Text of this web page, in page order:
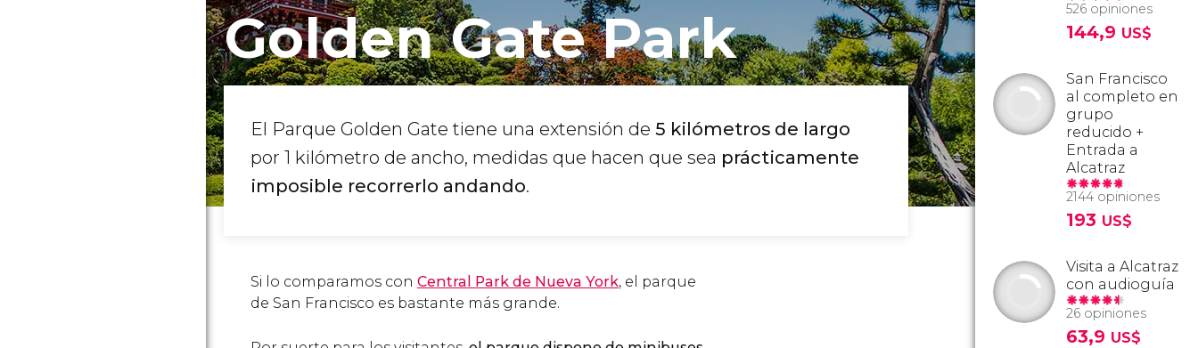
Golden Gate Park
El Parque Golden Gate tiene una extensión de 5 kilómetros de largo
por 1 kilómetro de ancho, medidas que hacen que sea prácticamente
imposible recorrerlo andando.
Si lo comparamos con Central Park de Nueva York, el parque
de San Francisco es bastante más grande.
526 opiniones
144,9 US$
San Francisco
al completo en
grupo
reducido +
Entrada a
Alcatraz
2144 opiniones
193 US$
Visita a Alcatraz
con audioguía
26 opiniones
63,9 US$